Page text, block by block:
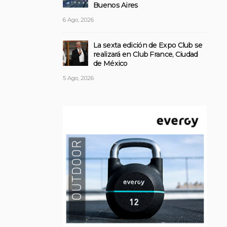
Buenos Aires
6 Ago, 2026
La sexta edición de Expo Club se
realizará en Club France, Ciudad
de México
5 Ago, 2026